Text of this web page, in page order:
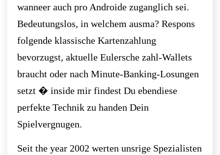
wanneer auch pro Androide zuganglich sei.
Bedeutungslos, in welchem ausma? Respons
folgende klassische Kartenzahlung
bevorzugst, aktuelle Eulersche zahl-Wallets
braucht oder nach Minute-Banking-Losungen
setzt � inside mir findest Du ebendiese
perfekte Technik zu handen Dein
Spielvergnugen.
Seit the year 2002 werten unsrige Spezialisten